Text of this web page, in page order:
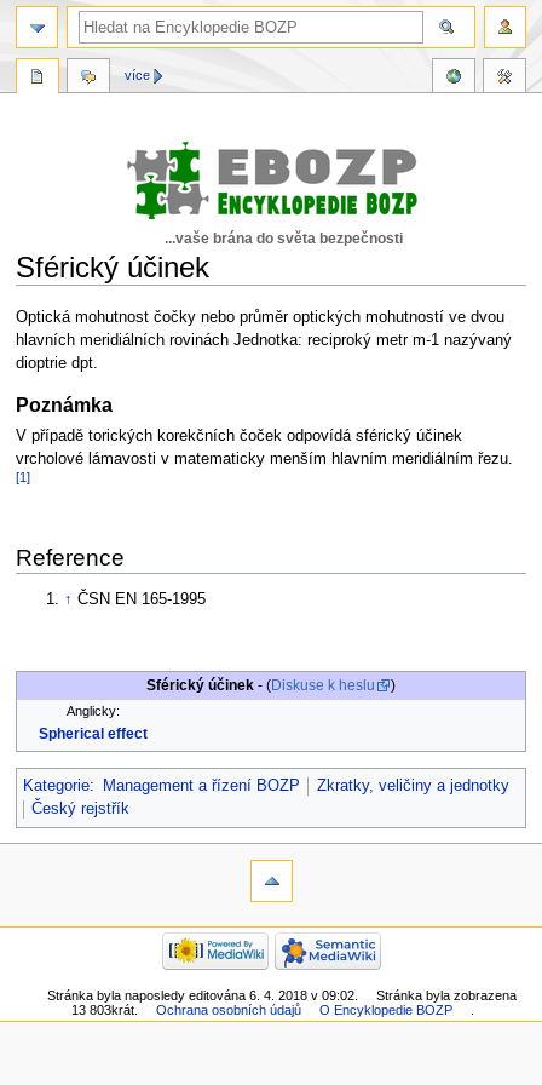
...vaše brána do světa bezpečnosti
Sférický účinek
Skočit
na
navigaci
Skočit
na
vyhledávání
Optická mohutnost čočky nebo průměr optických mohutností ve dvou
hlavních meridiálních rovinách Jednotka: reciproký metr m-1 nazývaný
dioptrie dpt.
Poznámka
V případě torických korekčních čoček odpovídá sférický účinek
vrcholové lámavosti v matematicky menším hlavním meridiálním řezu.
[1]
Reference
↑ ČSN EN 165-1995
Sférický účinek - (Diskuse k heslu )
Anglicky:
Spherical effect
Kategorie: Management a řízení BOZP
Zkratky, veličiny a jednotky
Český rejstřík
více
Stránka byla naposledy editována 6. 4. 2018 v 09:02.
Stránka byla zobrazena
13 803krát.
Ochrana osobních údajů O Encyklopedie BOZP